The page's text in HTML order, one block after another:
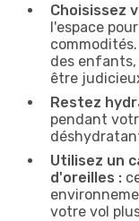
Choisissez
l'espace
des
être
Restez
pendant
Utilisez un
d'oreilles :
votre vol